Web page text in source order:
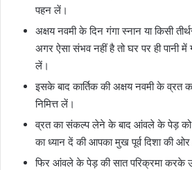
पहन लें।
अक्षय नवमी के दिन गंगा स्नान या किसी
अगर ऐसा संभव नहीं है तो घर पर ही पानी
लें।
इसके बाद कार्तिक की अक्षय नवमी के व्रत
निमित्त लें।
व्रत का संकल्प लेने के बाद आंवले के पेड़
का ध्यान दें की आपका मुख पूर्व दिशा की ओर
फिर आंवले के पेड़ की सात परिक्रमा करके